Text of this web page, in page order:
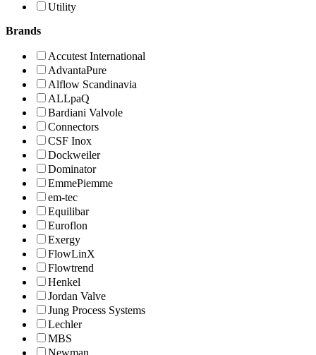
Utility
Brands
Accutest International
AdvantaPure
Alflow Scandinavia
ALLpaQ
Bardiani Valvole
Connectors
CSF Inox
Dockweiler
Dominator
EmmePiemme
em-tec
Equilibar
Euroflon
Exergy
FlowLinX
Flowtrend
Henkel
Jordan Valve
Jung Process Systems
Lechler
MBS